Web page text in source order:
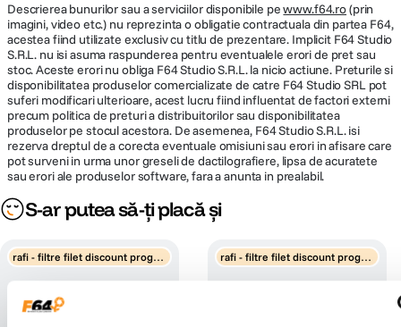
Descrierea bunurilor sau a serviciilor disponibile pewww.f64.ro(prin
imagini, video etc.) nu reprezinta o obligatie contractuala din partea F64,
acestea fiind utilizate exclusiv cu titlu de prezentare. Implicit F64 Studio
S.R.L. nu isi asuma raspunderea pentru eventualele erori de pret sau
stoc. Aceste erori nu obliga F64 Studio S.R.L. la nicio actiune. Preturile si
disponibilitatea produselor comercializate de catre F64 Studio SRL pot
suferi modificari ulterioare, acest lucru fiind influentat de factori externi
precum politica de preturi a distribuitorilor sau disponibilitatea
produselor pe stocul acestora. De asemenea, F64 Studio S.R.L. isi
rezerva dreptul de a corecta eventuale omisiuni sau erori in afisare care
pot surveni in urma unor greseli de dactilografiere, lipsa de acuratete
sau erori ale produselor software, fara a anunta in prealabil.
S-ar putea să-ți placă și
rafi - filtre filet discount progre
rafi - filtre filet discount progre